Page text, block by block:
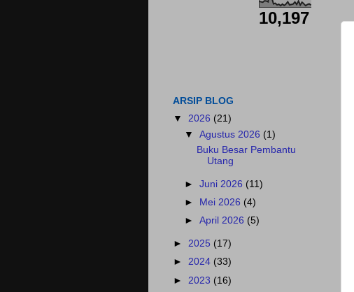
10,197
ARSIP BLOG
▼ 2026 (21)
▼Agustus 2026 (1)
Buku Besar Pembantu
Utang
►Juni 2026 (11)
►
Mei 2026 (4)
►April 2026 (5)
► 2025 (17)
► 2024 (33)
► 2023 (16)